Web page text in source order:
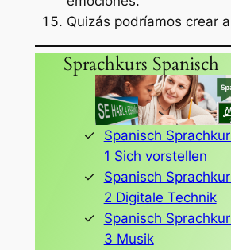
Quizás podríamos crear
Sprachkurs Spanisch
Spanisch
1 Sich vorstellen
Spanisch
2 Digitale Technik
Spanisch
3 Musik